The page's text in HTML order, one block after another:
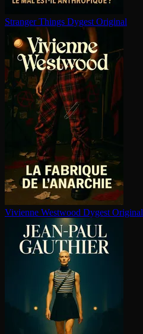
Stranger Things Dygest Original
Vivienne Westwood Dygest Original